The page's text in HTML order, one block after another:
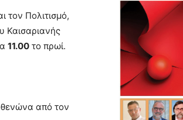
τον Πολιτισμό,
Καισαριανής
11.00 το πρωί.
από τον